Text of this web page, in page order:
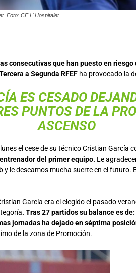
Foto: CE L´Hospitalet.
consecutivas que han puesto en riesgo
a Segunda RFEF ha provocado la
ES CESADO
PUNTOS DE LA
ASCENSO
el cese de su técnico Cristian García
del primer equipo. Le
y le deseamos mucha suerte en el futuro.
García era el elegido el pasado
. Tras 27 partidos su balance es
jornadas ha dejado en séptima
de la zona de Promoción.